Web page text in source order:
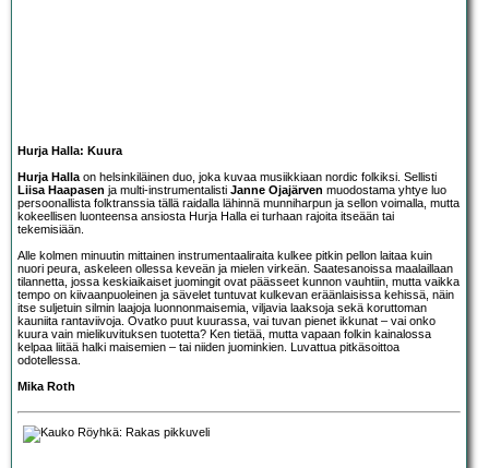
Hurja Halla: Kuura
Hurja Halla on helsinkiläinen duo, joka kuvaa musiikkiaan nordic folkiksi. Sellisti
Liisa Haapasen ja multi-instrumentalisti Janne Ojajärven muodostama yhtye luo
persoonallista folktranssia tällä raidalla lähinnä munniharpun ja sellon voimalla, mutta
kokeellisen luonteensa ansiosta Hurja Halla ei turhaan rajoita itseään tai
tekemisiään.
Alle kolmen minuutin mittainen instrumentaaliraita kulkee pitkin pellon laitaa kuin
nuori peura, askeleen ollessa keveän ja mielen virkeän. Saatesanoissa maalaillaan
tilannetta, jossa keskiaikaiset juomingit ovat päässeet kunnon vauhtiin, mutta vaikka
tempo on kiivaanpuoleinen ja sävelet tuntuvat kulkevan eräänlaisissa kehissä, näin
itse suljetuin silmin laajoja luonnonmaisemia, viljavia laaksoja sekä koruttoman
kauniita rantaviivoja. Ovatko puut kuurassa, vai tuvan pienet ikkunat – vai onko
kuura vain mielikuvituksen tuotetta? Ken tietää, mutta vapaan folkin kainalossa
kelpaa liitää halki maisemien – tai niiden juominkien. Luvattua pitkäsoittoa
odotellessa.
Mika Roth